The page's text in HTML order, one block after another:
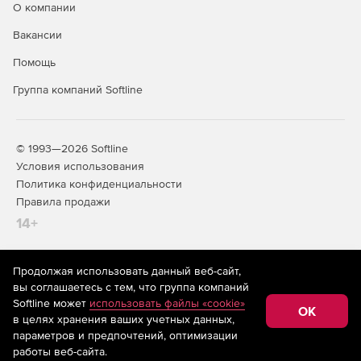
О компании
Вакансии
Помощь
Группа компаний Softline
© 1993—2026 Softline
Условия использования
Политика конфиденциальности
Правила продажи
14+
На информационном ресурсе store.softline.ru применяются
рекомендательные технологии(информационные технологии
предоставления информации на основе сбора,
систематизации и анализа сведений, относящихся к
предпочтениям пользователей сети «Интернет»,
находящихся на территории Российской Федерации)
Продолжая использовать данный веб-сайт,
вы соглашаетесь с тем, что группа компаний
Softline может использовать файлы «cookie»
в целях хранения ваших учетных данных,
параметров и предпочтений, оптимизации
работы веб-сайта.
OK